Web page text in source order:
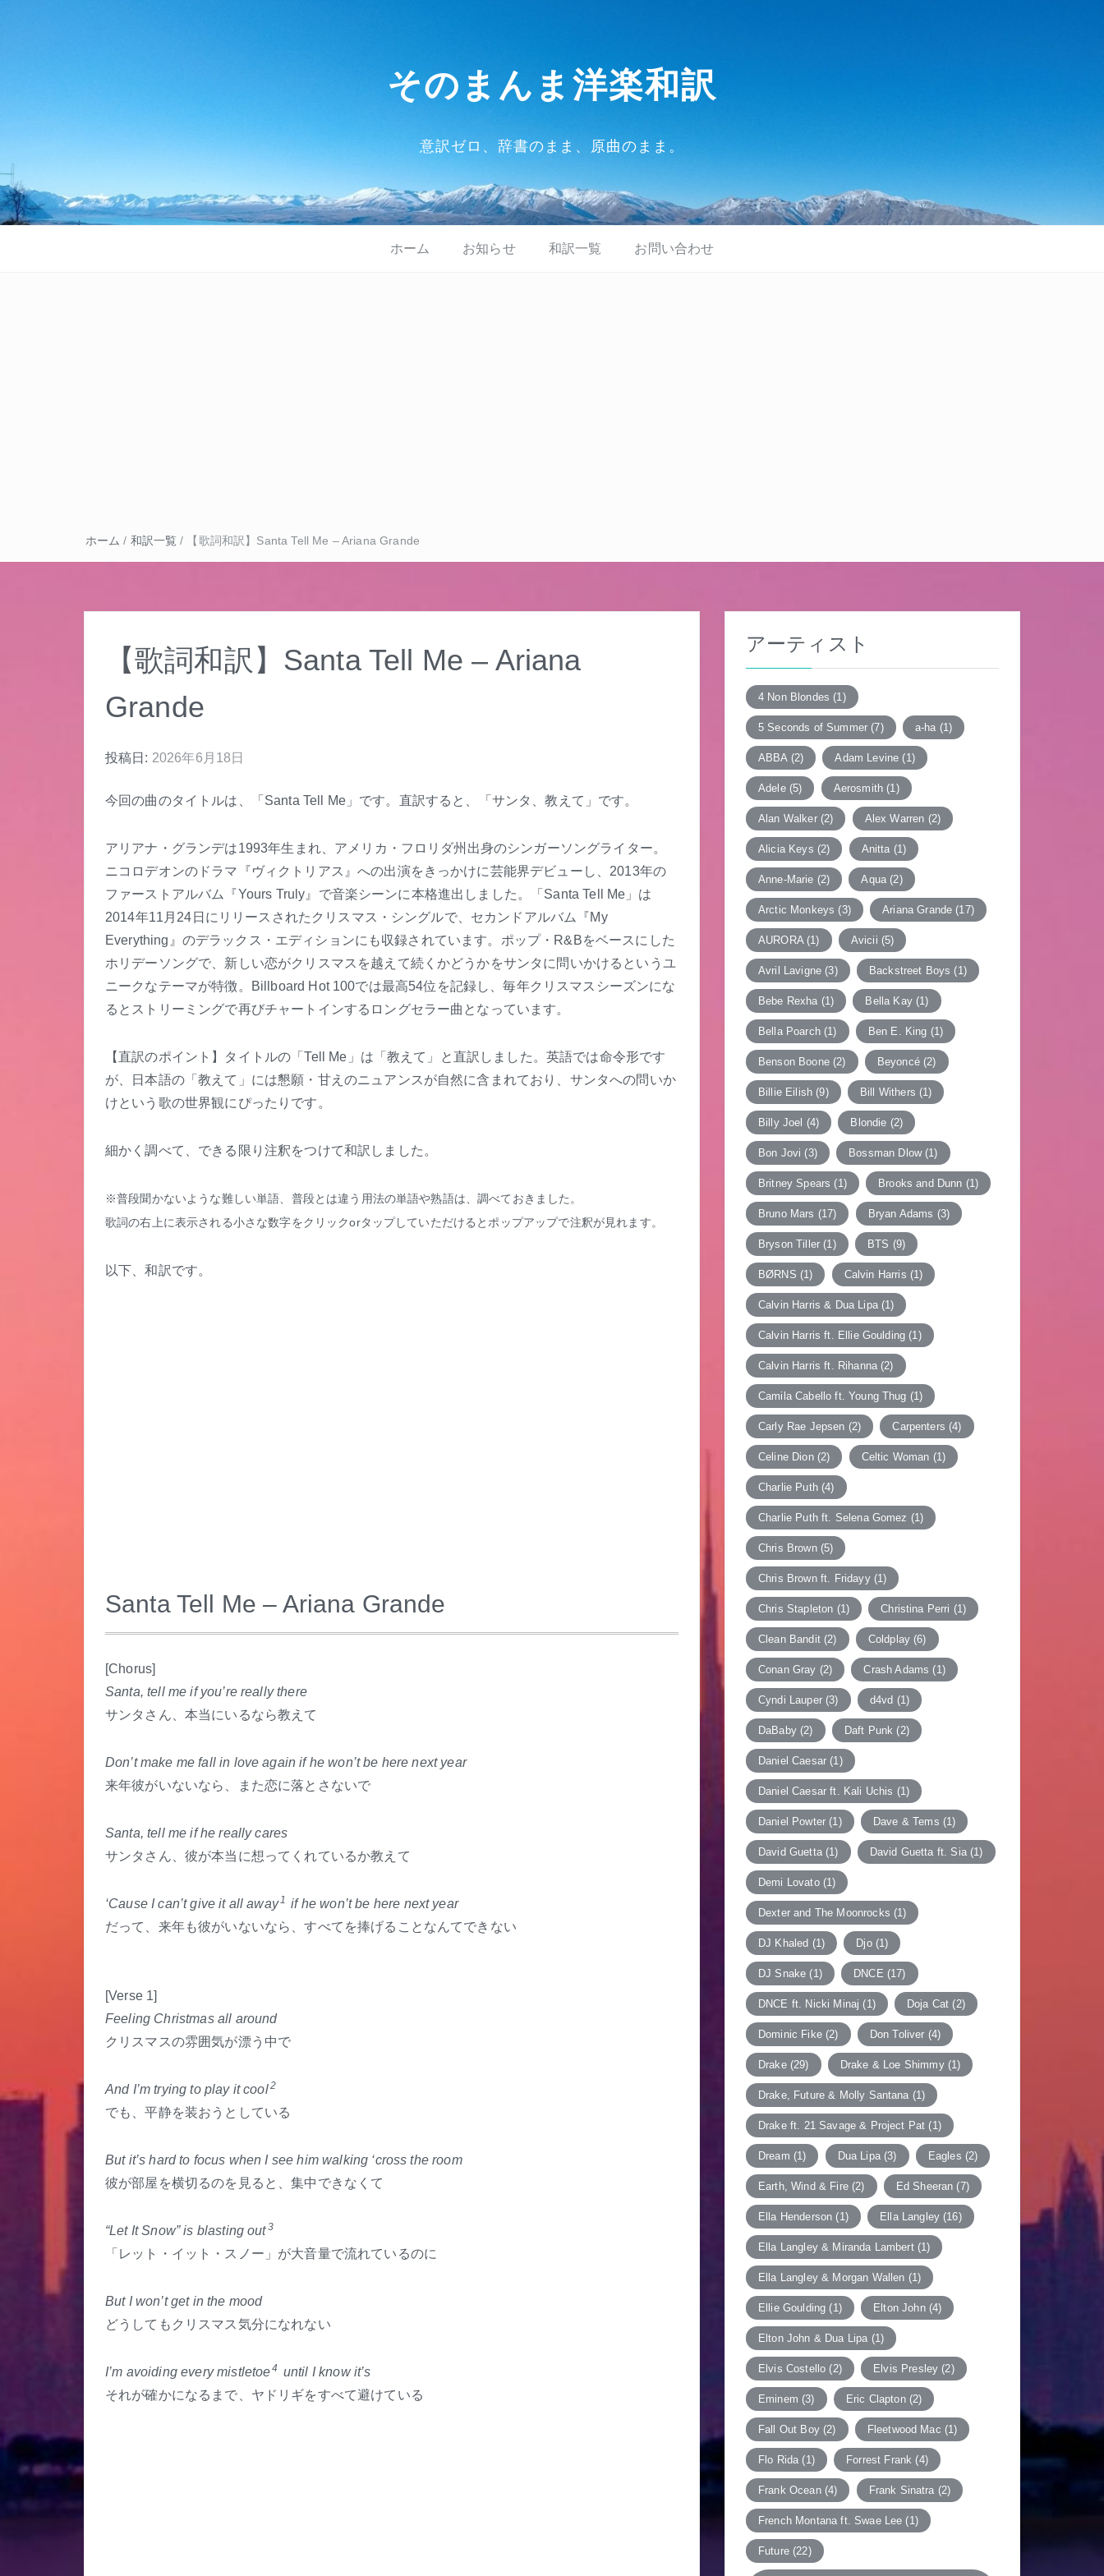
そのまんま洋楽和訳
意訳ゼロ、辞書のまま、原曲のまま。
ホーム お知らせ 和訳一覧 お問い合わせ
ホーム / 和訳一覧 / 【歌詞和訳】Santa Tell Me – Ariana Grande
【歌詞和訳】Santa Tell Me – Ariana
Grande
投稿日: 2026年6月18日
今回の曲のタイトルは、「Santa Tell Me」です。直訳すると、「サンタ、教えて」です。
アリアナ・グランデは1993年生まれ、アメリカ・フロリダ州出身のシンガーソングライター。
ニコロデオンのドラマ『ヴィクトリアス』への出演をきっかけに芸能界デビューし、2013年の
ファーストアルバム『Yours Truly』で音楽シーンに本格進出しました。「Santa Tell Me」は
2014年11月24日にリリースされたクリスマス・シングルで、セカンドアルバム『My
Everything』のデラックス・エディションにも収録されています。ポップ・R&Bをベースにした
ホリデーソングで、新しい恋がクリスマスを越えて続くかどうかをサンタに問いかけるというユ
ニークなテーマが特徴。Billboard Hot 100では最高54位を記録し、毎年クリスマスシーズンにな
るとストリーミングで再びチャートインするロングセラー曲となっています。
【直訳のポイント】タイトルの「Tell Me」は「教えて」と直訳しました。英語では命令形です
が、日本語の「教えて」には懇願・甘えのニュアンスが自然に含まれており、サンタへの問いか
けという歌の世界観にぴったりです。
細かく調べて、できる限り注釈をつけて和訳しました。
※普段聞かないような難しい単語、普段とは違う用法の単語や熟語は、調べておきました。
歌詞の右上に表示される小さな数字をクリックorタップしていただけるとポップアップで注釈が見れます。
以下、和訳です。
Santa Tell Me – Ariana Grande
[Chorus]
Santa, tell me if you’re really there
サンタさん、本当にいるなら教えて
Don’t make me fall in love again if he won’t be here next year
来年彼がいないなら、また恋に落とさないで
Santa, tell me if he really cares
サンタさん、彼が本当に想ってくれているか教えて
‘Cause I can’t give it all away1 if he won’t be here next year
だって、来年も彼がいないなら、すべてを捧げることなんてできない
[Verse 1]
Feeling Christmas all around
クリスマスの雰囲気が漂う中で
And I’m trying to play it cool2
でも、平静を装おうとしている
But it’s hard to focus when I see him walking ‘cross the room
彼が部屋を横切るのを見ると、集中できなくて
“Let It Snow” is blasting out3
「レット・イット・スノー」が大音量で流れているのに
But I won’t get in the mood
どうしてもクリスマス気分になれない
I’m avoiding every mistletoe4 until I know it’s
それが確かになるまで、ヤドリギをすべて避けている
アーティスト
4 Non Blondes (1)
5 Seconds of Summer (7) a-ha (1)
ABBA(2) Adam Levine (1)
Adele(5) Aerosmith (1)
Alan Walker(2) Alex Warren (2)
Alicia Keys (2) Anitta (1)
Anne-Marie (2) Aqua (2)
Arctic Monkeys (3) Ariana Grande (17)
AURORA(1) Avicii (5)
Avril Lavigne (3) Backstreet Boys (1)
Bebe Rexha (1) Bella Kay(1)
Bella Poarch(1) Ben E. King (1)
Benson Boone(2) Beyoncé(2)
Billie Eilish (9) Bill Withers (1)
Billy Joel (4) Blondie (2)
Bon Jovi (3) Bossman Dlow(1)
Britney Spears (1) Brooks and Dunn (1)
Bruno Mars (17) Bryan Adams (3)
Bryson Tiller (1) BTS (9)
BØRNS (1) Calvin Harris (1)
Calvin Harris & Dua Lipa(1)
Calvin Harris ft. Ellie Goulding (1)
Calvin Harris ft. Rihanna (2)
Camila Cabello ft. Young Thug (1)
Carly Rae Jepsen (2) Carpenters (4)
Celine Dion(2) Celtic Woman (1)
Charlie Puth(4)
Charlie Puth ft. Selena Gomez (1)
Chris Brown(5)
Chris Brown ft. Fridayy(1)
Chris Stapleton (1) Christina Perri (1)
Clean Bandit(2) Coldplay (6)
Conan Gray (2) Crash Adams (1)
Cyndi Lauper(3) d4vd (1)
DaBaby(2) Daft Punk (2)
Daniel Caesar (1)
Daniel Caesar ft. Kali Uchis (1)
Daniel Powter (1) Dave & Tems (1)
David Guetta(1) David Guetta ft. Sia(1)
Demi Lovato(1)
Dexter and The Moonrocks (1)
DJ Khaled (1) Djo(1)
DJ Snake (1) DNCE (17)
DNCE ft. Nicki Minaj (1) Doja Cat (2)
Dominic Fike(2) Don Toliver (4)
Drake(29) Drake & Loe Shimmy(1)
Drake, Future & Molly Santana (1)
Drake ft. 21 Savage & Project Pat (1)
Dream (1) Dua Lipa(3) Eagles (2)
Earth, Wind & Fire(2) Ed Sheeran (7)
Ella Henderson (1) Ella Langley(16)
Ella Langley & Miranda Lambert(1)
Ella Langley & Morgan Wallen (1)
Ellie Goulding (1) Elton John(4)
Elton John & Dua Lipa (1)
Elvis Costello (2) Elvis Presley (2)
Eminem (3) Eric Clapton(2)
Fall Out Boy(2) Fleetwood Mac (1)
Flo Rida (1) Forrest Frank (4)
Frank Ocean(4) Frank Sinatra (2)
French Montana ft. Swae Lee (1)
Future(22)